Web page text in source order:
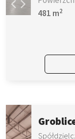
481 m2